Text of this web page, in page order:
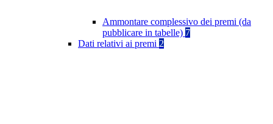
Ammontare complessivo dei premi (da
pubblicare in tabelle) 7
Dati relativi ai premi 2